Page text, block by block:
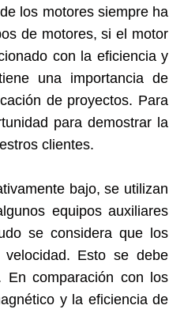
los motores siempre ha
de motores, si el motor
con la eficiencia y
una importancia de
de proyectos. Para
para demostrar la
clientes.
bajo, se utilizan
equipos auxiliares
se considera que los
Esto se debe
En comparación con los
y la eficiencia de